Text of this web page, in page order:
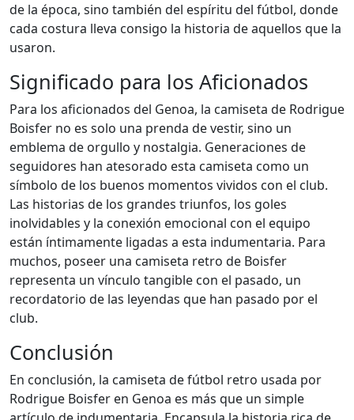
de la época, sino también del espíritu del fútbol, donde
cada costura lleva consigo la historia de aquellos que la
usaron.
Significado para los Aficionados
Para los aficionados del Genoa, la camiseta de Rodrigue
Boisfer no es solo una prenda de vestir, sino un
emblema de orgullo y nostalgia. Generaciones de
seguidores han atesorado esta camiseta como un
símbolo de los buenos momentos vividos con el club.
Las historias de los grandes triunfos, los goles
inolvidables y la conexión emocional con el equipo
están íntimamente ligadas a esta indumentaria. Para
muchos, poseer una camiseta retro de Boisfer
representa un vínculo tangible con el pasado, un
recordatorio de las leyendas que han pasado por el
club.
Conclusión
En conclusión, la camiseta de fútbol retro usada por
Rodrigue Boisfer en Genoa es más que un simple